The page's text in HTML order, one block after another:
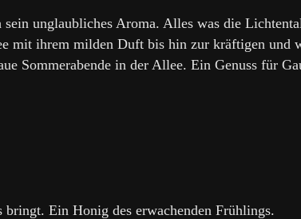
unglaubliches Aroma. Alles was die
mit ihrem milden Duft bis hin zur kräftigen und
Sommerabende in der Allee. Ein Genuss für
Ein Honig des erwachenden Frühlings.